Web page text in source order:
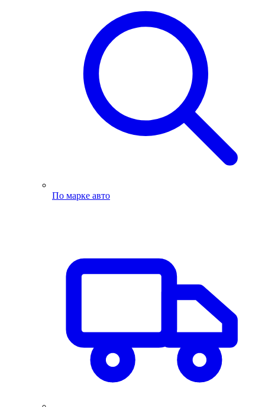
По марке авто